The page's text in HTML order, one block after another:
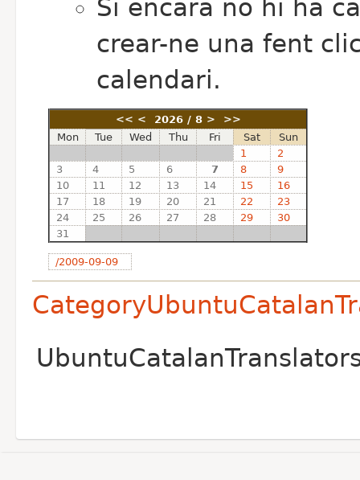
Si encara no hi ha
crear-ne una fent
calendari.
<< < 2026 / 8 >
>>
Mon
Tue Wed Thu Fri Sat
Sun
1
2
3
4 5 6 7 8
9
10
11 12 13 14 15
16
17
18 19 20 21 22
23
24
25 26 27 28 29
30
31
/2009-09-09